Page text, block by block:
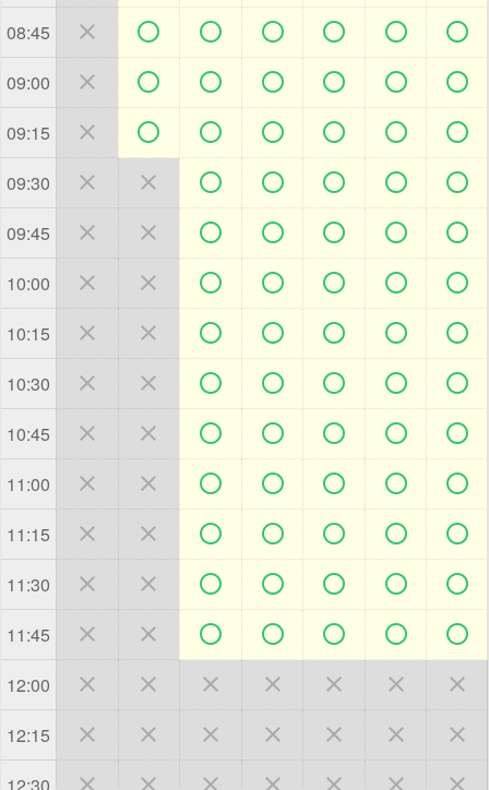
08:45       
09:00       
09:15       
09:30       
09:45       
10:00       
10:15       
10:30       
10:45       
11:00       
11:15       
11:30       
11:45       
12:00       
12:15       
12:30       